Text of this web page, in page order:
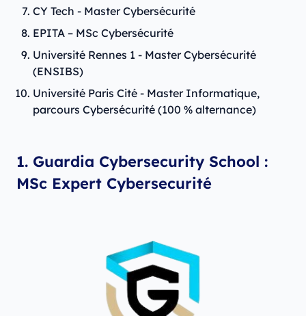
CY Tech - Master Cybersécurité
EPITA – MSc Cybersécurité
Université Rennes 1 - Master Cybersécurité
(ENSIBS)
Université Paris Cité - Master Informatique,
parcours Cybersécurité (100 % alternance)
1. Guardia Cybersecurity School :
MSc Expert Cybersecurité